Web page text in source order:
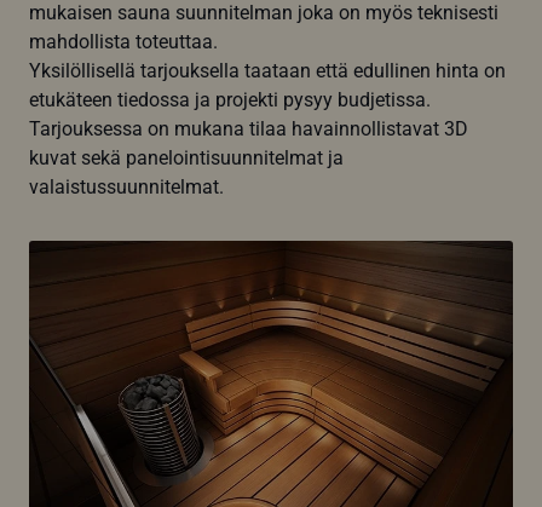
mukaisen sauna suunnitelman joka on myös teknisesti
mahdollista toteuttaa.
Yksilöllisellä tarjouksella taataan että edullinen hinta on
etukäteen tiedossa ja projekti pysyy budjetissa.
Tarjouksessa on mukana tilaa havainnollistavat 3D
kuvat sekä panelointisuunnitelmat ja
valaistussuunnitelmat.